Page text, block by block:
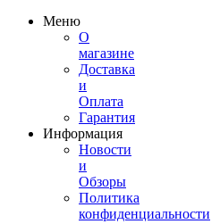
Меню
О
магазине
Доставка
и
Оплата
Гарантия
Информация
Новости
и
Обзоры
Политика
конфиденциальности